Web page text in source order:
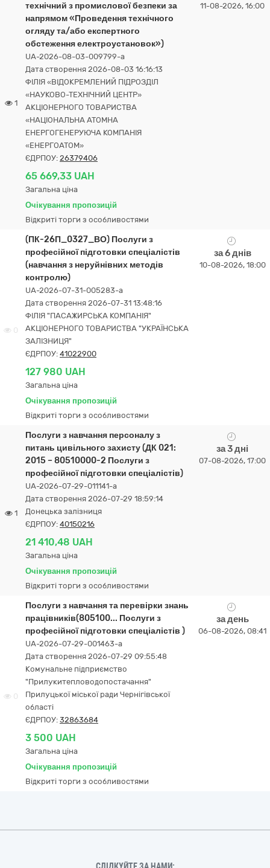
1
технічний з промислової безпеки за
напрямом «Проведення технічного
огляду та/або експертного
обстеження електроустановок»)
UA-2026-08-03-009799-a
Дата створення 2026-08-03 16:16:13
ФІЛІЯ «ВІДОКРЕМЛЕНИЙ ПІДРОЗДІЛ
«НАУКОВО-ТЕХНІЧНИЙ ЦЕНТР»
АКЦІОНЕРНОГО ТОВАРИСТВА
«НАЦІОНАЛЬНА АТОМНА
ЕНЕРГОГЕНЕРУЮЧА КОМПАНІЯ
«ЕНЕРГОАТОМ»
ЄДРПОУ: 26379406
65 669,33 UAH
Загальна ціна
Очікування пропозицій
Відкриті торги з особливостями
11-08-2026, 16:00
0
(ПК-26П_0327_ВО) Послуги з
професійної підготовки спеціалістів
(навчання з неруйнівних методів
контролю)
UA-2026-07-31-005283-a
Дата створення 2026-07-31 13:48:16
ФІЛІЯ "ПАСАЖИРСЬКА КОМПАНІЯ"
АКЦІОНЕРНОГО ТОВАРИСТВА "УКРАЇНСЬКА
ЗАЛІЗНИЦЯ"
ЄДРПОУ: 41022900
127 980 UAH
Загальна ціна
Очікування пропозицій
Відкриті торги з особливостями
за 6 днів
10-08-2026, 18:00
1
Послуги з навчання персоналу з
питань цивільного захисту (ДК 021:
2015 – 80510000-2 Послуги з
професійної підготовки спеціалістів)
UA-2026-07-29-011141-a
Дата створення 2026-07-29 18:59:14
Донецька залізниця
ЄДРПОУ: 40150216
21 410,48 UAH
Загальна ціна
Очікування пропозицій
Відкриті торги з особливостями
за 3 дні
07-08-2026, 17:00
0
Послуги з навчання та перевірки знань
працівників(805100... Послуги з
професійної підготовки спеціалістів )
UA-2026-07-29-001463-a
Дата створення 2026-07-29 09:55:48
Комунальне підприємство
"Прилукитепловодопостачання"
Прилуцької міської ради Чернігівської
області
ЄДРПОУ: 32863684
3 500 UAH
Загальна ціна
Очікування пропозицій
Відкриті торги з особливостями
за день
06-08-2026, 08:41